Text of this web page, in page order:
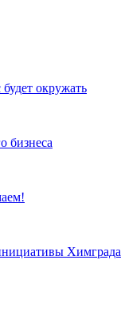
окружать
бизнеса
Химграда